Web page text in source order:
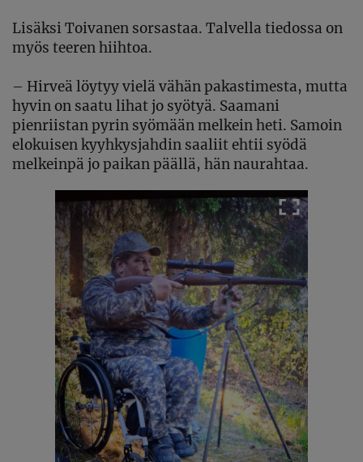
Lisäksi Toivanen sorsastaa. Talvella tiedossa on
myös teeren hiihtoa.
– Hirveä löytyy vielä vähänpakastimesta, mutta
hyvin on saatu lihat jo syötyä. Saamani
pienriistan pyrin syömään melkein heti. Samoin
elokuisen kyyhkysjahdin saaliit ehtii syödä
melkeinpä jopaikan päällä, hän naurahtaa.